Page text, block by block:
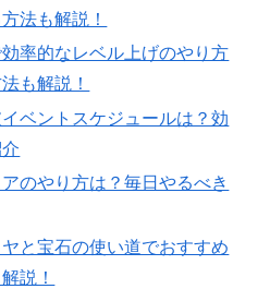
法も解説！
率的なレベル上げのやり方
も解説！
ベントスケジュールは？効
のやり方は？毎日やるべき
と宝石の使い道でおすすめ
説！